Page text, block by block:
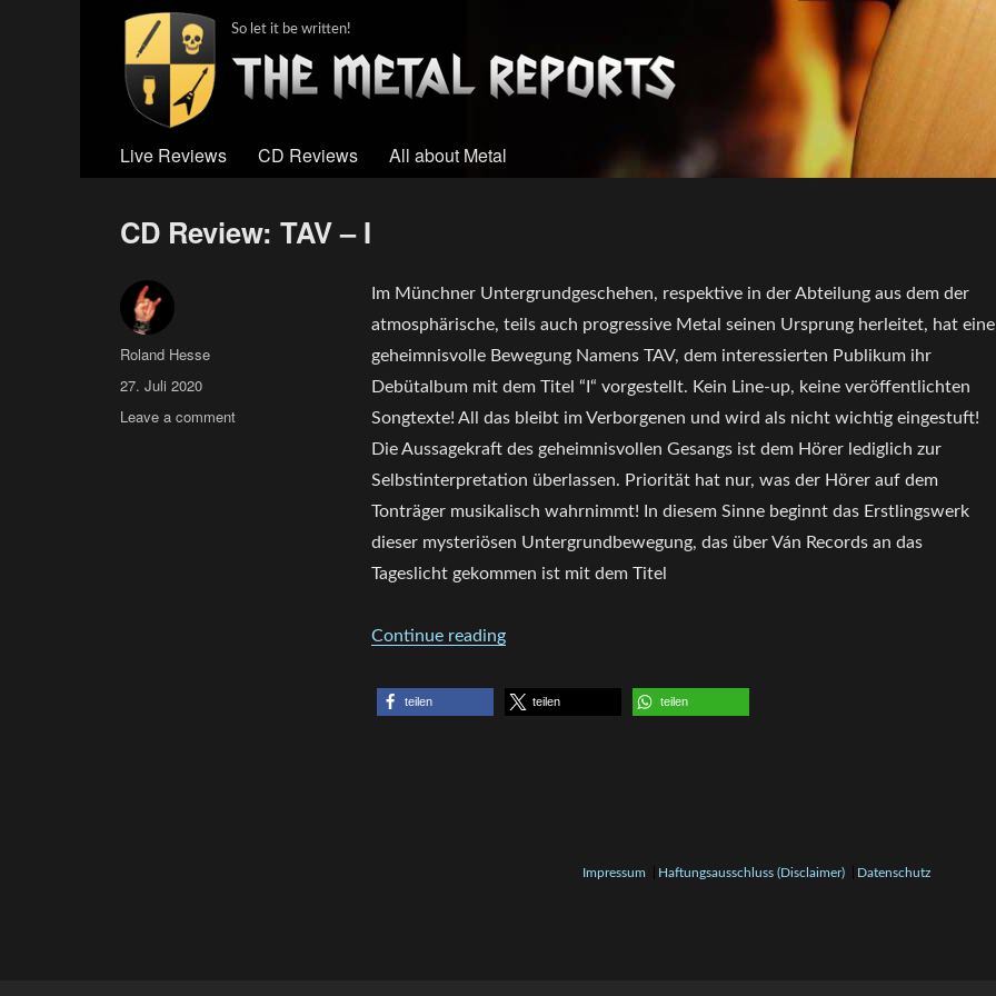
So let it be written!
Live Reviews CD Reviews All about Metal
CD Review: TAV – I
Im Münchner Untergrundgeschehen, respektive in der Abteilung aus dem der
atmosphärische, teils auch progressive Metal seinen Ursprung herleitet, hat eine
geheimnisvolle Bewegung Namens TAV, dem interessierten Publikum ihr
Debütalbum mit dem Titel “I“ vorgestellt. Kein Line-up, keine veröffentlichten
Songtexte! All das bleibt im Verborgenen und wird als nicht wichtig eingestuft!
Die Aussagekraft des geheimnisvollen Gesangs ist dem Hörer lediglich zur
Selbstinterpretation überlassen. Priorität hat nur, was der Hörer auf dem
Tonträger musikalisch wahrnimmt! In diesem Sinne beginnt das Erstlingswerk
dieser mysteriösen Untergrundbewegung, das über Ván Records an das
Tageslicht gekommen ist mit dem Titel
Continue reading„CD Review: TAV – I“
teilen teilen teilen
Author
Roland Hesse
Posted
on
27. Juli 2020
Leave a commenton
Impressum Haftungsausschluss (Disclaimer) Datenschutz